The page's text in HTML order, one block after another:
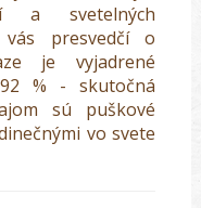
a svetelných
vás presvedčí o
je vyjadrené
% - skutočná
sú puškové
vo svete